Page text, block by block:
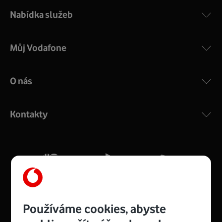
COMPAL CH7465VF
silný signál pro celou domácnost. Kompaktní rozměry 21
Více o COMPAL CH7465VF
Nabídka služeb
Můj Vodafone
O nás
Kontakty
Používáme cookies, abyste